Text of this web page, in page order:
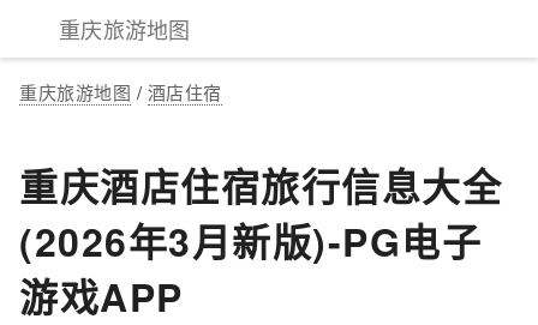
重庆旅游地图
重庆旅游地图 / 酒店住宿
重庆酒店住宿旅行信息大全
(2026年3月新版)-PG电子
游戏APP